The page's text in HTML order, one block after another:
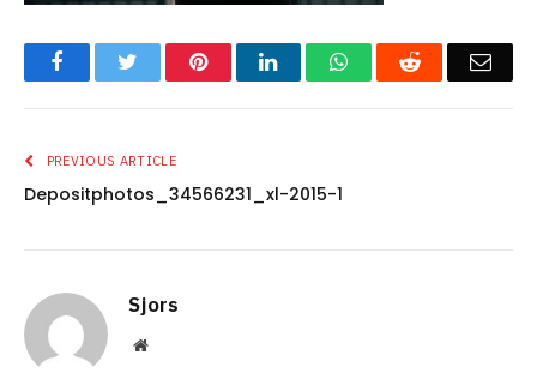
FacebookTwitter PinterestLinkedInWhatsAppReddit
PREVIOUS ARTICLE
Depositphotos_34566231_xl-2015-1
Sjors
Website